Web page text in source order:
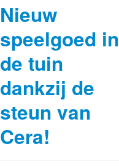
Nieuw
speelgoed in
de tuin
dankzij de
steun van
Cera!